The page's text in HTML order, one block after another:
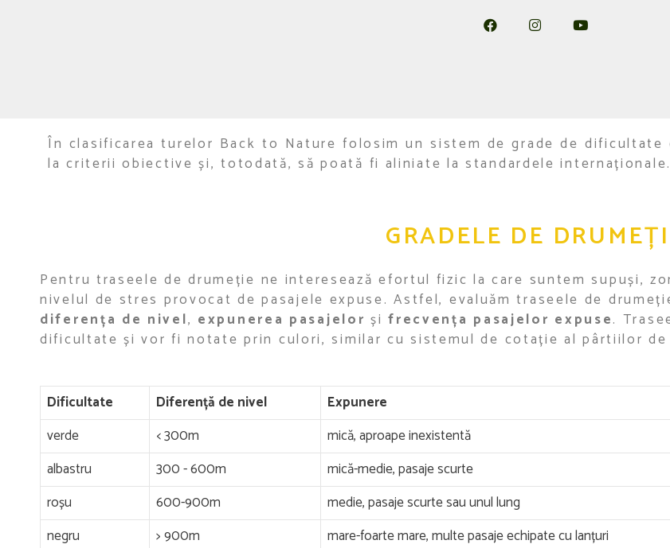
În clasificarea turelor Back to Nature folosim un sistem de grade de
la criterii obiective și, totodată, să poată fi aliniate la standardele internaționale.
GRADELE DE
Pentru traseele de drumeție ne interesează efortul fizic la care suntem supuși,
nivelul de stres provocat de pasajele expuse. Astfel, evaluăm traseele de
diferența de nivel, expunerea pasajelor șifrecvența pasajelor expuse.
dificultate și vor fi notate prin culori, similar cu sistemul de cotație al pârtiilor de
Dificultate Diferență de nivel Expunere
verde
< 300m mică, aproape inexistentă
albastru
300 - 600m mică-medie, pasaje scurte
roșu
600-900m medie, pasaje scurte sau unul lung
negru
> 900m mare-foarte mare, multe pasaje echipate cu lanțuri